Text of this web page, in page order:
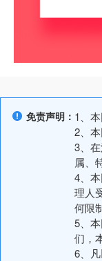
免责声明： 1、
2、
3、
属、
4、
理人
何限
5、
们，
6、